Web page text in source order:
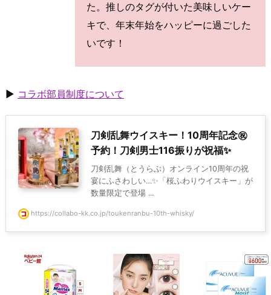
た。推しのタグが付いた美味しいケー
キで、年末年始をハッピーに過ごした
いです！
▶ コラボ部員制度について
刀剣乱舞ウイスキー！10周年記念㊗
予約！刀剣男士116振りが祝福✨
刀剣乱舞（とうらぶ）オンライン10周年の祝
宴にふさわしい…✨「桜ふわりウイスキー」が
数量限定で登場 ...
https://collabo-kk.co.jp/toukenranbu-10th-whisky/